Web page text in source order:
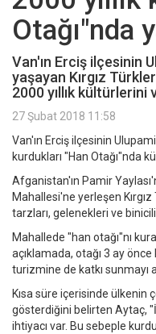
Otağı"nda
Van'ın Erciş ilçesinin
yaşayan Kırgız
2000 yıllık kültürlerini
27 Şubat 2018 11:58
Van'ın Erciş ilçesinin
kurdukları "Han Otağı"nda
Afganistan'ın Pamir
Mahallesi'ne yerleşen
tarzları, gelenekleri ve
Mahallede "han otağı"nı
açıklamada, otağı 3 ay
turizmine de katkı sunmayı
Kısa süre içerisinde
gösterdiğini belirten Aytaç,
ihtiyacı var. Bu sebeple